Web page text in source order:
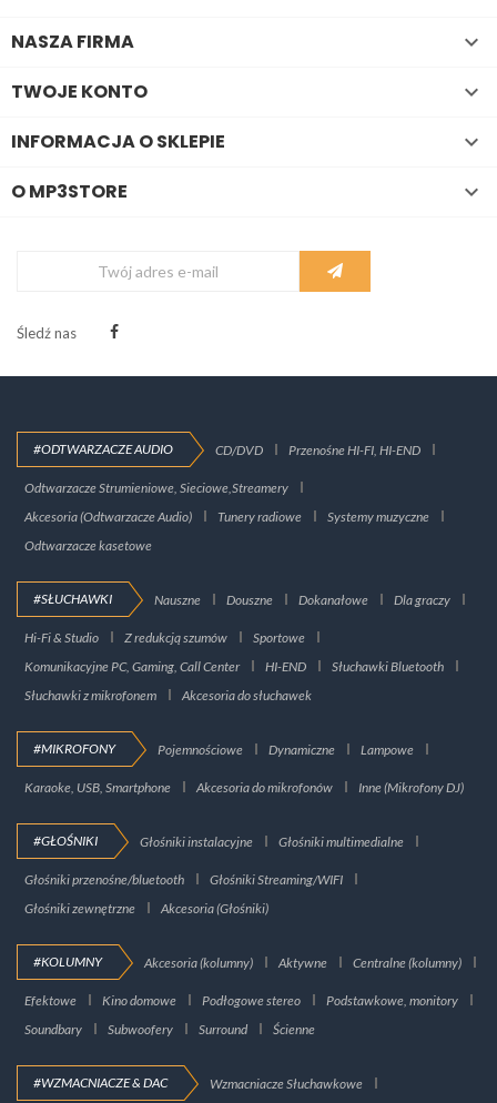
NASZA FIRMA 
TWOJE KONTO 
INFORMACJA O SKLEPIE 
O MP3STORE 
Śledź nas
#ODTWARZACZE AUDIO CD/DVD Przenośne HI-FI, HI-END
Odtwarzacze Strumieniowe, Sieciowe,Streamery
Akcesoria (Odtwarzacze Audio)
Tunery radiowe
Systemy muzyczne
Odtwarzacze kasetowe
#SŁUCHAWKI Nauszne Douszne Dokanałowe Dla graczy
Hi-Fi & Studio Z redukcją szumów
Sportowe
Komunikacyjne PC, Gaming, Call Center
HI-END
Słuchawki Bluetooth
Słuchawki z mikrofonem
Akcesoria do słuchawek
#MIKROFONY Pojemnościowe Dynamiczne Lampowe
Karaoke, USB, Smartphone Akcesoria do mikrofonów Inne (Mikrofony DJ)
#GŁOŚNIKI Głośniki instalacyjne Głośniki multimedialne
Głośniki przenośne/bluetooth
Głośniki Streaming/WIFI
Głośniki zewnętrzne
Akcesoria (Głośniki)
#KOLUMNY Akcesoria (kolumny) Aktywne Centralne (kolumny)
Efektowe Kino domowe Podłogowe stereo
Podstawkowe, monitory
Soundbary
Subwoofery Surround Ścienne
#WZMACNIACZE & DAC Wzmacniacze Słuchawkowe